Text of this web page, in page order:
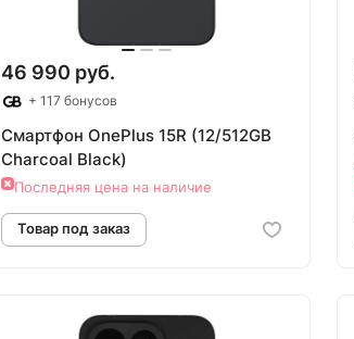
46 990 руб.
+ 117 бонусов
Смартфон OnePlus 15R (12/512GB
Charcoal Black)
Последняя цена на наличие